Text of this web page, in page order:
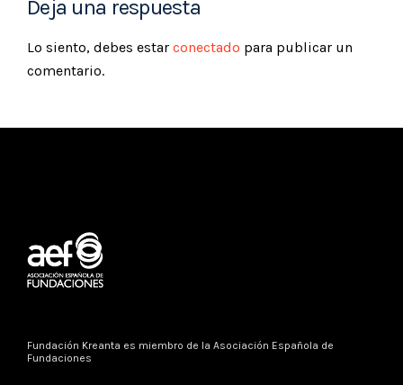
Deja una respuesta
Lo siento, debes estar conectado para publicar un
comentario.
Fundación Kreanta es miembro de la Asociación Española de
Fundaciones